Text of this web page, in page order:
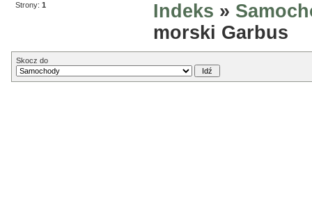
Strony: 1 Indeks »
morski Garbus
Skocz do